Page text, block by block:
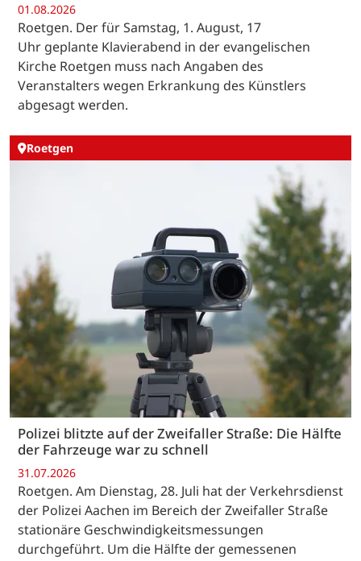
01.08.2026
Roetgen. Der für Samstag, 1. August, 17
Uhr geplante Klavierabend in der evangelischen
Kirche Roetgen muss nach Angaben des
Veranstalters wegen Erkrankung des Künstlers
abgesagt werden.
Roetgen
Polizei blitzte auf der Zweifaller Straße: Die Hälfte
der Fahrzeuge war zu schnell
31.07.2026
Roetgen. Am Dienstag, 28. Juli hat der Verkehrsdienst
der Polizei Aachen im Bereich der Zweifaller Straße
stationäre Geschwindigkeitsmessungen
durchgeführt. Um die Hälfte der gemessenen